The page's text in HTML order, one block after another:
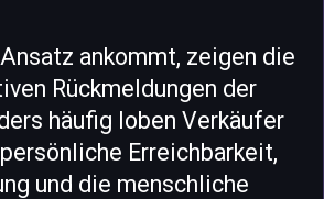
ankommt, zeigen die
Rückmeldungen der
häufig loben Verkäufer
Erreichbarkeit,
und die menschliche